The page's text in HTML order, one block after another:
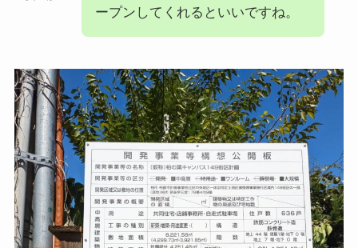
ープンしてくれるといいですね。